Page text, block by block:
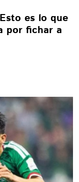
es lo que
por fichar a